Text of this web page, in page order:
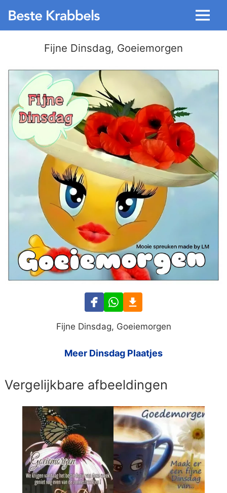
Menu
Fijne Dinsdag, Goeiemorgen
Fijne Dinsdag, Goeiemorgen
Meer Dinsdag Plaatjes
Vergelijkbare afbeeldingen